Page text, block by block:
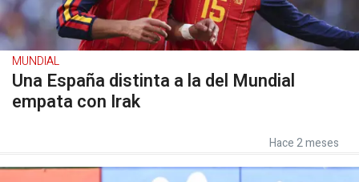
MUNDIAL
Una España distinta a la del Mundial
empata con Irak
Hace 2 meses